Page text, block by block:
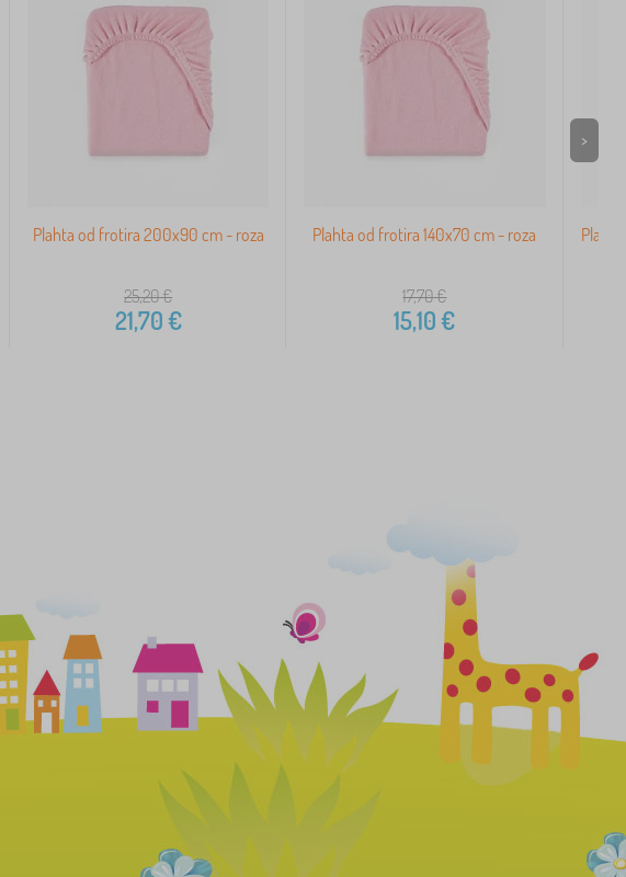
Plahta od frotira 200x90 cm - roza
25,20€
21,70€
Plahta od frotira 140x70 cm - roza
17,70€
15,10€
>